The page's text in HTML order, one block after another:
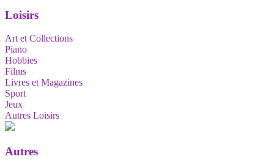
Loisirs
Art et Collections
Piano
Hobbies
Films
Livres et Magazines
Sport
Jeux
Autres Loisirs
Autres